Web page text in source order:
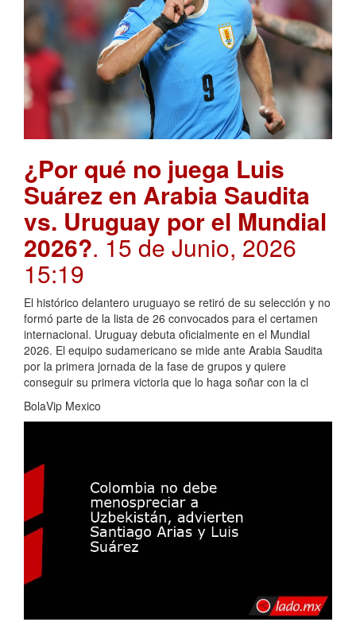
¿Por qué no juega Luis
Suárez en Arabia Saudita
vs. Uruguay por el Mundial
2026?. 15 de Junio, 2026
15:19
El histórico delantero uruguayo se retiró de su selección y no
formó parte de la lista de 26 convocados para el certamen
internacional. Uruguay debuta oficialmente en el Mundial
2026. El equipo sudamericano se mide ante Arabia Saudita
por la primera jornada de la fase de grupos y quiere
conseguir su primera victoria que lo haga soñar con la cl
BolaVip Mexico